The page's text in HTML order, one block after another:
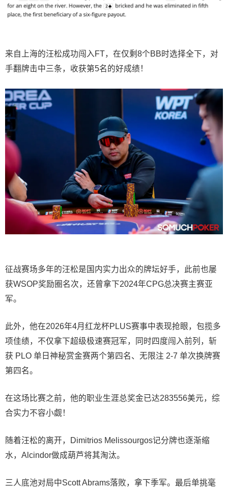
来自上海的汪松成功闯入FT，在仅剩8个BB时选择全下，对
手翻牌击中三条，收获第5名的好成绩！
征战赛场多年的汪松是国内实力出众的牌坛好手，
此前也屡
获WSOP奖励圈名次，还曾拿下2024年CPG总决赛主赛亚
军。
此外，他在2026年4月红龙杯PLUS赛事中表现抢眼，包揽多
项佳绩，不仅拿下超级极速赛冠军，同时四度闯入前列，斩
获 PLO 单日神秘赏金赛两个第四名、无限注 2-7 单次换牌赛
第四名。
在这场比赛之前，他的职业生涯总奖金已达283556美元，综
合实力不容小觑！
随着汪松的离开，Dimitrios Melissourgos记分牌也逐渐缩
水，Alcindor做成葫芦将其淘汰。
三人底池对局中Scott Abrams落败，拿下季军。最后单挑毫